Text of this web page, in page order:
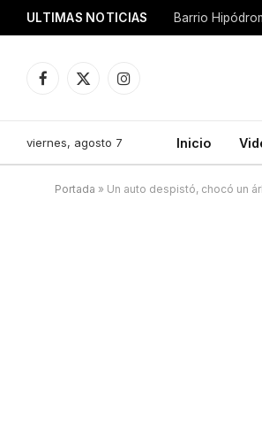
ULTIMAS NOTICIAS
Facebook
X
Instagram
viernes, agosto 7 Inicio
Portada » Un auto despistó, chocó un